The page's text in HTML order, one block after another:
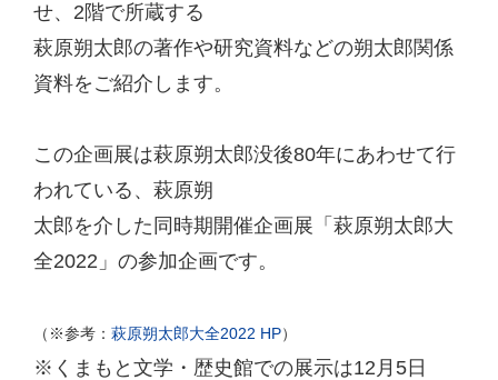
せ、 2階で所蔵する
萩原朔太郎の著作や研究資料などの朔太郎関係
資料をご紹介します。
この企画展は萩原朔太郎没後80年にあわせて行
われている、萩原朔
太郎を介した同時期開催企画展「萩原朔太郎大
全2022 」の参加企画です。
（※参考： 萩原朔太郎大全2022 HP）
※くまもと文学・歴史館での展示は12月5日